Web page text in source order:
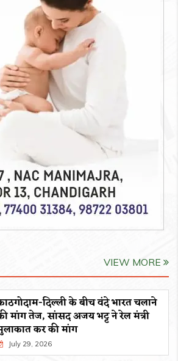
VIEW MORE
दिल्ली के बीच वंदे भारत चलाने
मांग तेज, सांसद अजय भट्ट ने रेल मंत्री
कर की मांग
July 29, 2026